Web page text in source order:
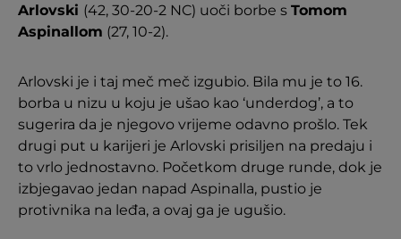
Arlovski (42, 30-20-2 NC) uoči borbe s Tomom
Aspinallom (27, 10-2).
Arlovski je i taj meč meč izgubio. Bila mu je to 16.
borba u nizu u koju je ušao kao ‘underdog’, a to
sugerira da je njegovo vrijeme odavno prošlo. Tek
drugi put u karijeri je Arlovski prisiljen na predaju i
to vrlo jednostavno. Početkom druge runde, dok je
izbjegavao jedan napad Aspinalla, pustio je
protivnika na leđa, a ovaj ga je ugušio.